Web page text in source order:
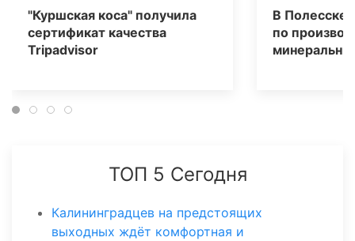
"Куршская коса" получила
сертификат качества
Tripаdvisor
В Полесске
по
ТОП 5 Сегодня
Калининградцев на предстоящих
выходных ждёт комфортная и